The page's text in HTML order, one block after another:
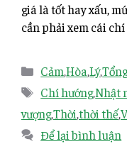
giá là tốt hay xấu,
cần phải xem cái
Cảm,Hòa,Lý,
Chí hướng,Nhật
vượng,Thời,thời thế,
Để lại bình luận